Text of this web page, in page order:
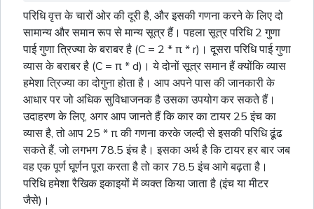
परिधि वृत्त के चारों ओर की दूरी है, और इसकी गणना करने के लिए दो
सामान्य और समान रूप से मान्य सूत्र हैं। पहला सूत्र परिधि 2 गुणा
पाई गुणा त्रिज्या के बराबर है (C = 2 * π * r)। दूसरा परिधि पाई गुणा
व्यास के बराबर है (C = π * d)। ये दोनों सूत्र समान हैं क्योंकि व्यास
हमेशा त्रिज्या का दोगुना होता है। आप अपने पास की जानकारी के
आधार पर जो अधिक सुविधाजनक है उसका उपयोग कर सकते हैं।
उदाहरण के लिए, अगर आप जानते हैं कि कार का टायर 25 इंच का
व्यास है, तो आप 25 * π की गणना करके जल्दी से इसकी परिधि ढूंढ
सकते हैं, जो लगभग 78.5 इंच है। इसका अर्थ है कि टायर हर बार जब
वह एक पूर्ण घूर्णन पूरा करता है तो कार 78.5 इंच आगे बढ़ता है।
परिधि हमेशा रैखिक इकाइयों में व्यक्त किया जाता है (इंच या मीटर
जैसे)।